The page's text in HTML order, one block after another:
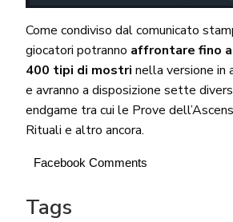
Come condiviso dal comunicato
giocatori potranno affrontare fino
400 tipi di mostri nella versione in
e avranno a disposizione sette
endgame tra cui le Prove
Rituali e altro ancora.
Facebook Comments
Tags